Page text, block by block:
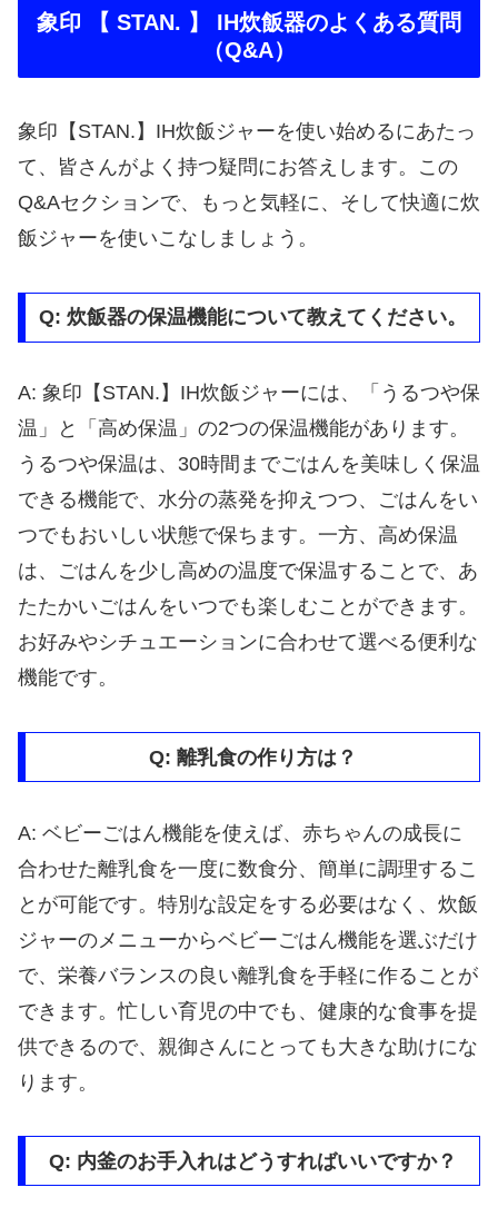
象印 【 STAN. 】 IH炊飯器のよくある質問
（Q&A）
象印【STAN.】IH炊飯ジャーを使い始めるにあたっ
て、皆さんがよく持つ疑問にお答えします。この
Q&Aセクションで、もっと気軽に、そして快適に炊
飯ジャーを使いこなしましょう。
Q: 炊飯器の保温機能について教えてください。
A: 象印【STAN.】IH炊飯ジャーには、「うるつや保
温」と「高め保温」の2つの保温機能があります。
うるつや保温は、30時間までごはんを美味しく保温
できる機能で、水分の蒸発を抑えつつ、ごはんをい
つでもおいしい状態で保ちます。一方、高め保温
は、ごはんを少し高めの温度で保温することで、あ
たたかいごはんをいつでも楽しむことができます。
お好みやシチュエーションに合わせて選べる便利な
機能です。
Q: 離乳食の作り方は？
A: ベビーごはん機能を使えば、赤ちゃんの成長に
合わせた離乳食を一度に数食分、簡単に調理するこ
とが可能です。特別な設定をする必要はなく、炊飯
ジャーのメニューからベビーごはん機能を選ぶだけ
で、栄養バランスの良い離乳食を手軽に作ることが
できます。忙しい育児の中でも、健康的な食事を提
供できるので、親御さんにとっても大きな助けにな
ります。
Q: 内釜のお手入れはどうすればいいですか？